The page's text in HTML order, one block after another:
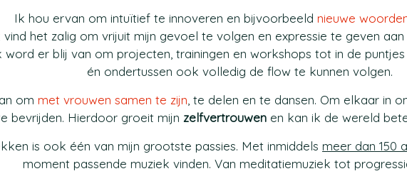
Ik hou ervan om intuïtief te innoveren en bijvoorbeeldnieuwe
vind het zalig om vrijuit mijn gevoel te volgen en expressie te geven aan
word er blij van om projecten, trainingen en workshops tot in de
én ondertussen ook volledig de flow te kunnen volgen.
ommet vrouwen samen te zijn , te delen en te dansen. Om elkaar in
bevrijden. Hierdoor groeit mijn zelfvertrouwenen kan ik de wereld
is ook één van mijn grootste passies. Met inmiddels meer dan 150
moment passende muziek vinden. Van meditatiemuziek tot